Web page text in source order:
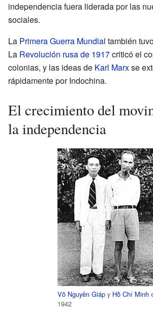
independencia fuera liderada por las
sociales.
La Primera Guerra Mundial también
La Revolución rusa de 1917criticó el
colonias, y las ideas de Karl Marxse
rápidamente por Indochina.
El crecimiento del
la independencia
Võ Nguyên Giáp y Hồ Chí Minh
1942